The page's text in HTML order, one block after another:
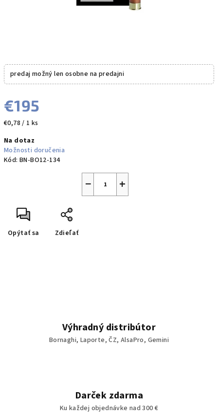
predaj možný len osobne na predajni
€195
Jednotková
€0,78 / 1 ks
Na dotaz
Možnosti doručenia
Kód: BN-BO12-134
+
−
Opýtať sa Zdieľať
Výhradný distribútor
Bornaghi, Laporte, ČZ, AlsaPro, Gemini
Darček zdarma
Ku každej objednávke nad 300 €